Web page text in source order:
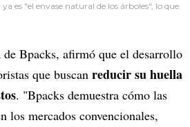
es "el envase natural de los árboles", lo que
Bpacks, afirmó que el desarrollo
que buscan reducir su huella
. "Bpacks demuestra cómo las
los mercados convencionales,